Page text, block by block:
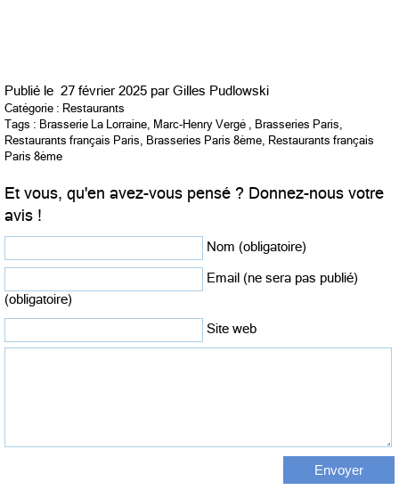
Publié le 27 février 2025 par Gilles Pudlowski
Catégorie : Restaurants
Tags : Brasserie La Lorraine Marc-Henry Vergé Brasseries Paris
Restaurants français Paris
Brasseries Paris 8ème Restaurants français
Paris 8ème
Et vous, qu'en avez-vous pensé ? Donnez-nous votre
avis !
Nom (obligatoire)
Email (ne sera pas publié)
(obligatoire)
Site web